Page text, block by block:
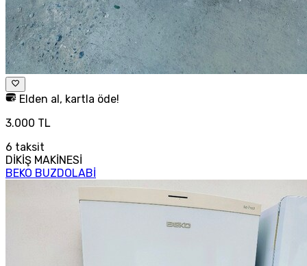
Elden al, kartla öde!
3.000 TL
6 taksit
DİKİŞ MAKİNESİ
BEKO BUZDOLABİ